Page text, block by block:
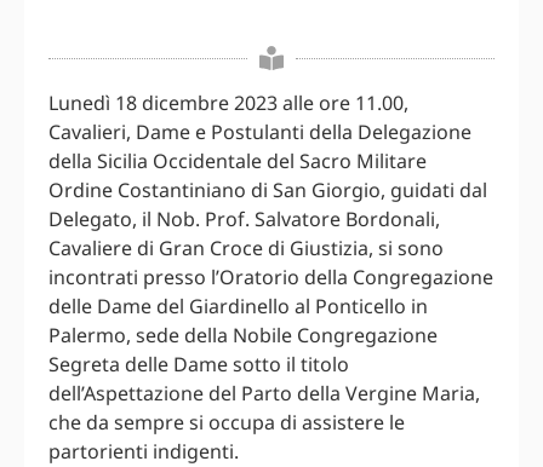
Lunedì 18 dicembre 2023 alle ore 11.00,
Cavalieri, Dame e Postulanti della Delegazione
della Sicilia Occidentale del Sacro Militare
Ordine Costantiniano di San Giorgio, guidati dal
Delegato, il Nob. Prof. Salvatore Bordonali,
Cavaliere di Gran Croce di Giustizia, si sono
incontrati presso l’Oratorio della Congregazione
delle Dame del Giardinello al Ponticello in
Palermo, sede della Nobile Congregazione
Segreta delle Dame sotto il titolo
dell’Aspettazione del Parto della Vergine Maria,
che da sempre si occupa di assistere le
partorienti indigenti.